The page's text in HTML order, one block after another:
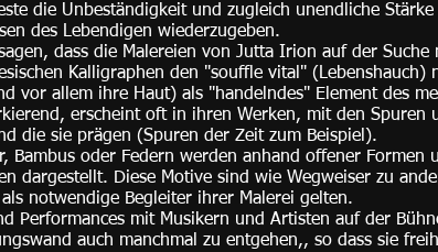
die Unbeständigkeit und zugleich unendliche
des Lebendigen wiederzugeben.
dass die Malereien von Jutta Irion auf der
Kalligraphen den "souffle vital" (Lebenshauch)
vor allem ihre Haut) als "handelndes" Element des
erscheint oft in ihren Werken, mit den Spuren
die sie prägen (Spuren der Zeit zum Beispiel).
Bambus oder Federn werden anhand offener Formen
dargestellt. Diese Motive sind wie Wegweiser zu
als notwendige Begleiter ihrer Malerei gelten.
Performances mit Musikern und Artisten auf der
auch manchmal zu entgehen,, so dass sie